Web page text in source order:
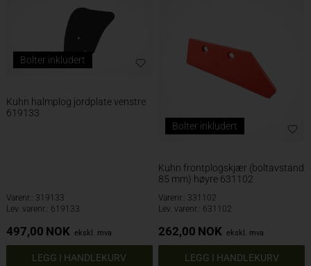
Bolter inkludert
Kuhn halmplog jordplate venstre
619133
Varenr.: 319133
Lev. varenr.: 619133
497,00 NOK ekskl. mva
Bolter inkludert
Kuhn frontplogskjær (boltavstand
85 mm) høyre 631102
Varenr.: 331102
Lev. varenr.: 631102
262,00 NOK ekskl. mva